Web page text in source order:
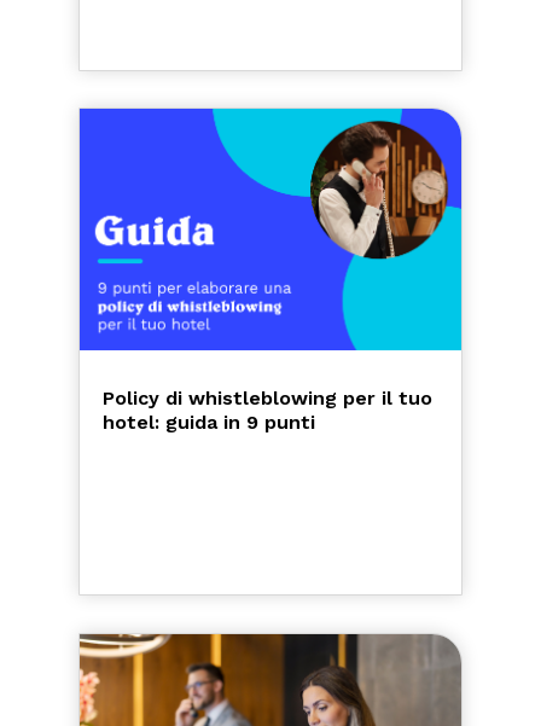
Policy di whistleblowing per il tuo
hotel: guida in 9 punti